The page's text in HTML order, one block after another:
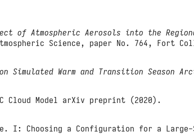
of Atmospheric Aerosols into the
Science, paper No. 764, Fort
Simulated Warm and Transition Season
Cloud Model arXiv preprint (2020).
I: Choosing a Configuration for a